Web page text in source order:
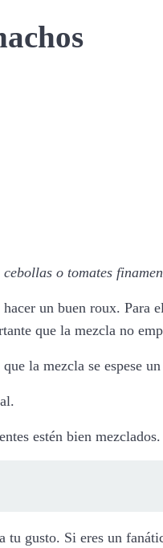
o tomates
un buen roux.
que la mezcla no
la mezcla se espese
estén bien
gusto. Si eres un